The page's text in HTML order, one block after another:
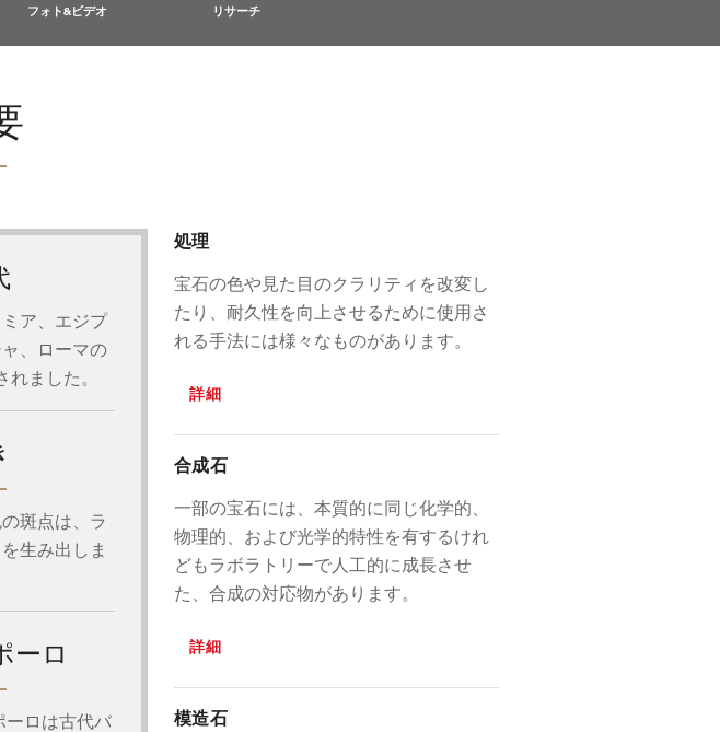
フォト&ビデオ リサーチ
ア、エジプ
、ローマの
れました。
斑点は、ラ
生み出しま
ーロ
ーロは古代バ
処理
宝石の色や見た目のクラリティを改変し
たり、耐久性を向上させるために使用さ
れる手法には様々なものがあります。
詳細
合成石
一部の宝石には、本質的に同じ化学的、
物理的、および光学的特性を有するけれ
どもラボラトリーで人工的に成長させ
た、合成の対応物があります。
詳細
模造石